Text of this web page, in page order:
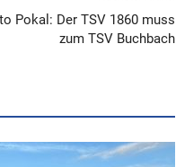
Pokal: Der TSV 1860 muss
zum TSV Buchbach